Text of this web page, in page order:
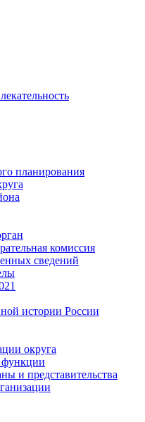
планирования
комиссия
сведений
истории России
округа
функции
и представительства